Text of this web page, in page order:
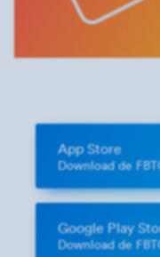
App Store
Download de
Google Play
Download de